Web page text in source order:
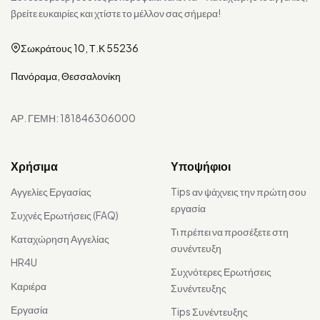
βρείτε ευκαιρίες και χτίστε το μέλλον σας σήμερα!
Σωκράτους 10, Τ.Κ 55236
Πανόραμα, Θεσσαλονίκη
ΑΡ. ΓΕΜΗ: 181846306000
Χρήσιμα
Αγγελίες Εργασίας
Συχνές Ερωτήσεις (FAQ)
Καταχώρηση Αγγελίας
HR4U
Καριέρα
Εργασία
Υποψήφιοι
Tips αν ψάχνεις την πρώτη σου
εργασία
Τι πρέπει να προσέξετε στη
συνέντευξη
Συχνότερες Ερωτήσεις
Συνέντευξης
Tips Συνέντευξης